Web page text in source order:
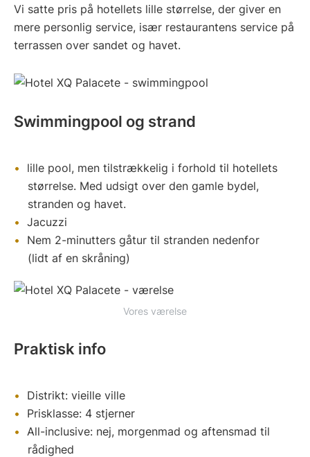
Vi satte pris på hotellets lille størrelse, der giver en
mere personlig service, især restaurantens service på
terrassen over sandet og havet.
Swimmingpool og strand
lille pool, men tilstrækkelig i forhold til hotellets
størrelse. Med udsigt over den gamle bydel,
stranden og havet.
Jacuzzi
Nem 2-minutters gåtur til stranden nedenfor
(lidt af en skråning)
Vores værelse
Praktisk info
Distrikt: vieille ville
Prisklasse: 4 stjerner
All-inclusive: nej, morgenmad og aftensmad til
rådighed